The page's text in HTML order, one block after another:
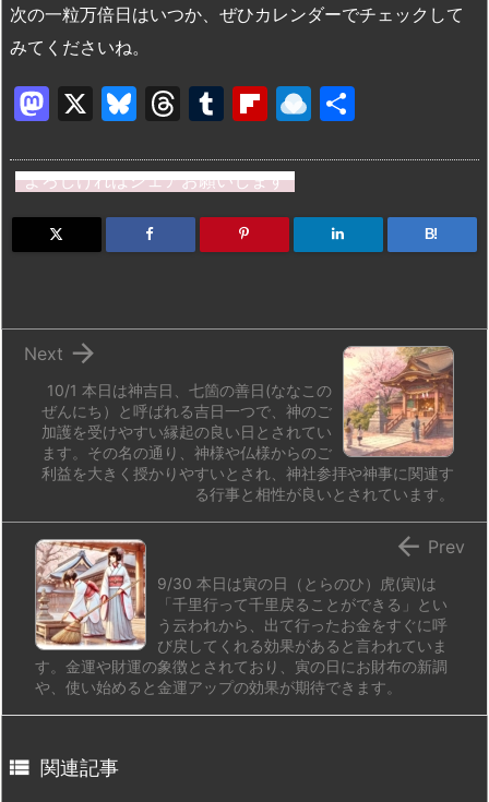
次の一粒万倍日はいつか、ぜひカレンダーでチェックして
みてくださいね。
M
st
o
d
X
Bl
e
s
k
T
e
a
d
T
m
bl
r
Fl
b
o
ar
R
n
dr
o
よろしければシェアお願いします
B!
10/1 本日は神吉日、七箇の善日(ななこの
ぜんにち）と呼ばれる吉日一つで、神のご
加護を受けやすい縁起の良い日とされてい
ます。その名の通り、神様や仏様からのご
利益を大きく授かりやすいとされ、神社参拝や神事に関連す
る行事と相性が良いとされています。

Next
9/30 本日は寅の日（とらのひ）虎(寅)は
「千里行って千里戻ることができる」とい
う云われから、出て行ったお金をすぐに呼
び戻してくれる効果があると言われていま
す。金運や財運の象徴とされており、寅の日にお財布の新調
や、使い始めると金運アップの効果が期待できます。
 Prev
 関連記事